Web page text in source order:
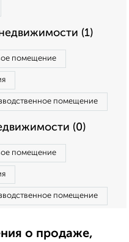
(1)
помещение
помещение
(0)
помещение
помещение
о продаже,